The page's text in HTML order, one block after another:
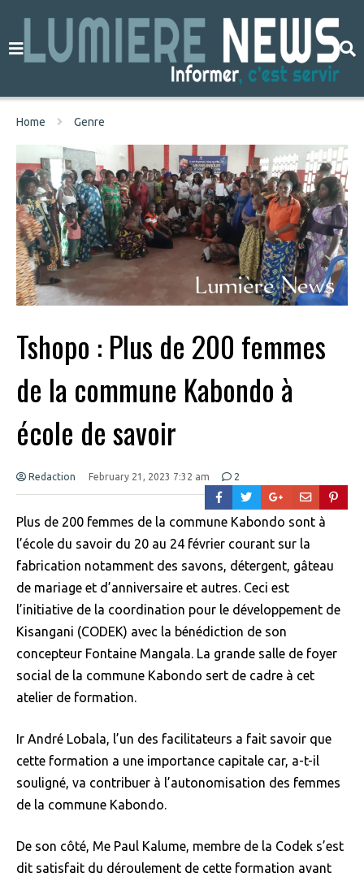
Home Genre
Tshopo : Plus de 200 femmes
de la commune Kabondo à
école de savoir
Redaction February 21, 2023 7:32 am 2
Plus de 200 femmes de la commune Kabondo sont à
l’école du savoir du 20 au 24 février courant sur la
fabrication notamment des savons, détergent, gâteau
de mariage et d’anniversaire et autres. Ceci est
l’initiative de la coordination pour le développement de
Kisangani (CODEK) avec la bénédiction de son
concepteur Fontaine Mangala. La grande salle de foyer
social de la commune Kabondo sert de cadre à cet
atelier de formation.
Ir André Lobala, l’un des facilitateurs a fait savoir que
cette formation a une importance capitale car, a-t-il
souligné, va contribuer à l’autonomisation des femmes
de la commune Kabondo.
De son côté, Me Paul Kalume, membre de la Codek s’est
dit satisfait du déroulement de cette formation avant